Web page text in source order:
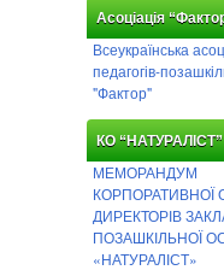
Асоціація
Всеукраїнська
педагогів-
"Фактор"
КО “НАТУРАЛІСТ”
МЕМОРАНДУМ
КОРПОРАТИВНОЇ
ДИРЕКТОРІВ
ПОЗАШКІЛЬНОЇ
«НАТУРАЛІСТ»